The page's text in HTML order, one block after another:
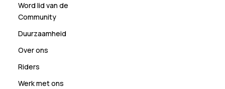
Word lid van de
Community
Duurzaamheid
Over ons
Riders
Werk met ons